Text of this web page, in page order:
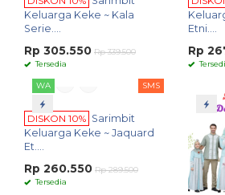
Keluarga Keke ~ Kala
Serie....
Rp 305.550 Rp 339.500
Tersedia
Etni....
Rp
WA SMS
DISKON 10% Sarimbit
Keluarga Keke ~ Jaquard
Et....
Rp 260.550 Rp 289.500
Tersedia